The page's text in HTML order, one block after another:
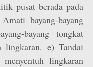
pusat berada pada
bayang-bayang
bayang tongkat
lingkaran. e) Tandai
lingkaran